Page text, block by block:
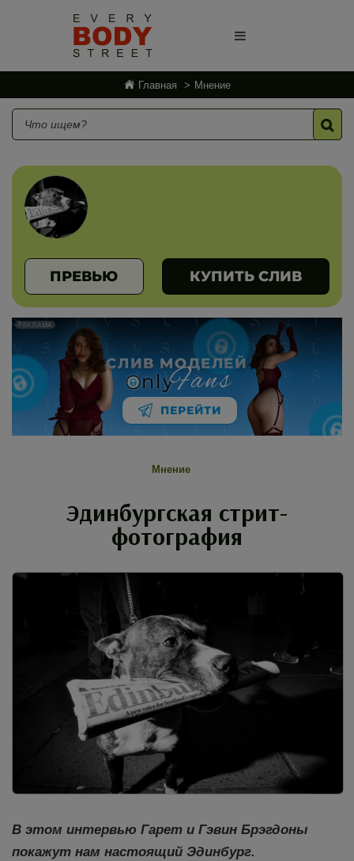
Главная Мнение
ПРЕВЬЮ КУПИТЬ СЛИВ
РЕКЛАМА
СЛИВ МОДЕЛЕЙ
nlyFans
ПЕРЕЙТИ
Мнение
Эдинбургская стрит-
фотография
В этом интервью Гарет и Гэвин Брэгдоны
покажут нам настоящий Эдинбург.